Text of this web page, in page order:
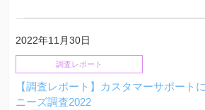
2022年11月30日
調査レポート
【調査レポート】カスタマーサポート
ニーズ調査2022